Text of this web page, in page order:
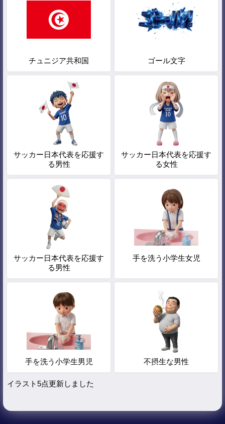
チュニジア共和国 ゴール文字
サッカー日本代表を応援す
る男性
サッカー日本代表を応援す
る女性
サッカー日本代表を応援す
る男性
手を洗う小学生女児
手を洗う小学生男児 不摂生な男性
イラスト5点更新しました